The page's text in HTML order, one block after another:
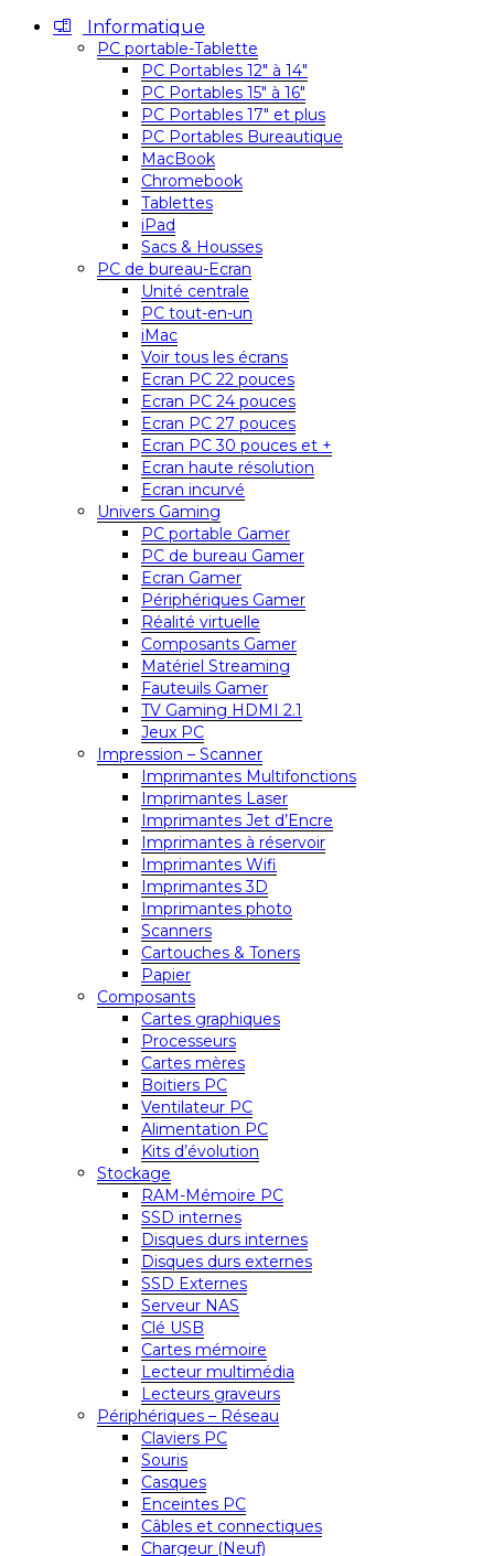
Informatique
PC portable-Tablette
PC Portables 12″ à 14″
PC Portables 15″ à 16″
PC Portables 17″ et plus
PC Portables Bureautique
MacBook
Chromebook
Tablettes
iPad
Sacs & Housses
PC de bureau-Ecran
Unité centrale
PC tout-en-un
iMac
Voir tous les écrans
Ecran PC 22 pouces
Ecran PC 24 pouces
Ecran PC 27 pouces
Ecran PC 30 pouces et +
Ecran haute résolution
Ecran incurvé
Univers Gaming
PC portable Gamer
PC de bureau Gamer
Ecran Gamer
Périphériques Gamer
Réalité virtuelle
Composants Gamer
Matériel Streaming
Fauteuils Gamer
TV Gaming HDMI 2.1
Jeux PC
Impression – Scanner
Imprimantes Multifonctions
Imprimantes Laser
Imprimantes Jet d’Encre
Imprimantes à réservoir
Imprimantes Wifi
Imprimantes 3D
Imprimantes photo
Scanners
Cartouches & Toners
Papier
Composants
Cartes graphiques
Processeurs
Cartes mères
Boitiers PC
Ventilateur PC
Alimentation PC
Kits d’évolution
Stockage
RAM-Mémoire PC
SSD internes
Disques durs internes
Disques durs externes
SSD Externes
Serveur NAS
Clé USB
Cartes mémoire
Lecteur multimédia
Lecteurs graveurs
Périphériques – Réseau
Claviers PC
Souris
Casques
Enceintes PC
Câbles et connectiques
Chargeur (Neuf)